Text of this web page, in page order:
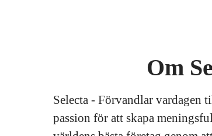
Om
Selecta - Förvandlar vardagen
passion för att skapa